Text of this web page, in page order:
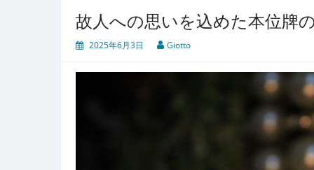
故人への思いを込めた本位牌
2025年6月3日 Giotto